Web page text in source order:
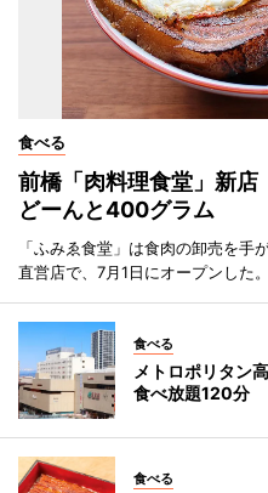
食べる
前橋「肉料理食堂」新
どーんと400グラム
「ふみゑ食堂」は食肉の卸売を
直営店で、7月1日にオープンした。
食べる
メトロポリタン
食べ放題120分
食べる